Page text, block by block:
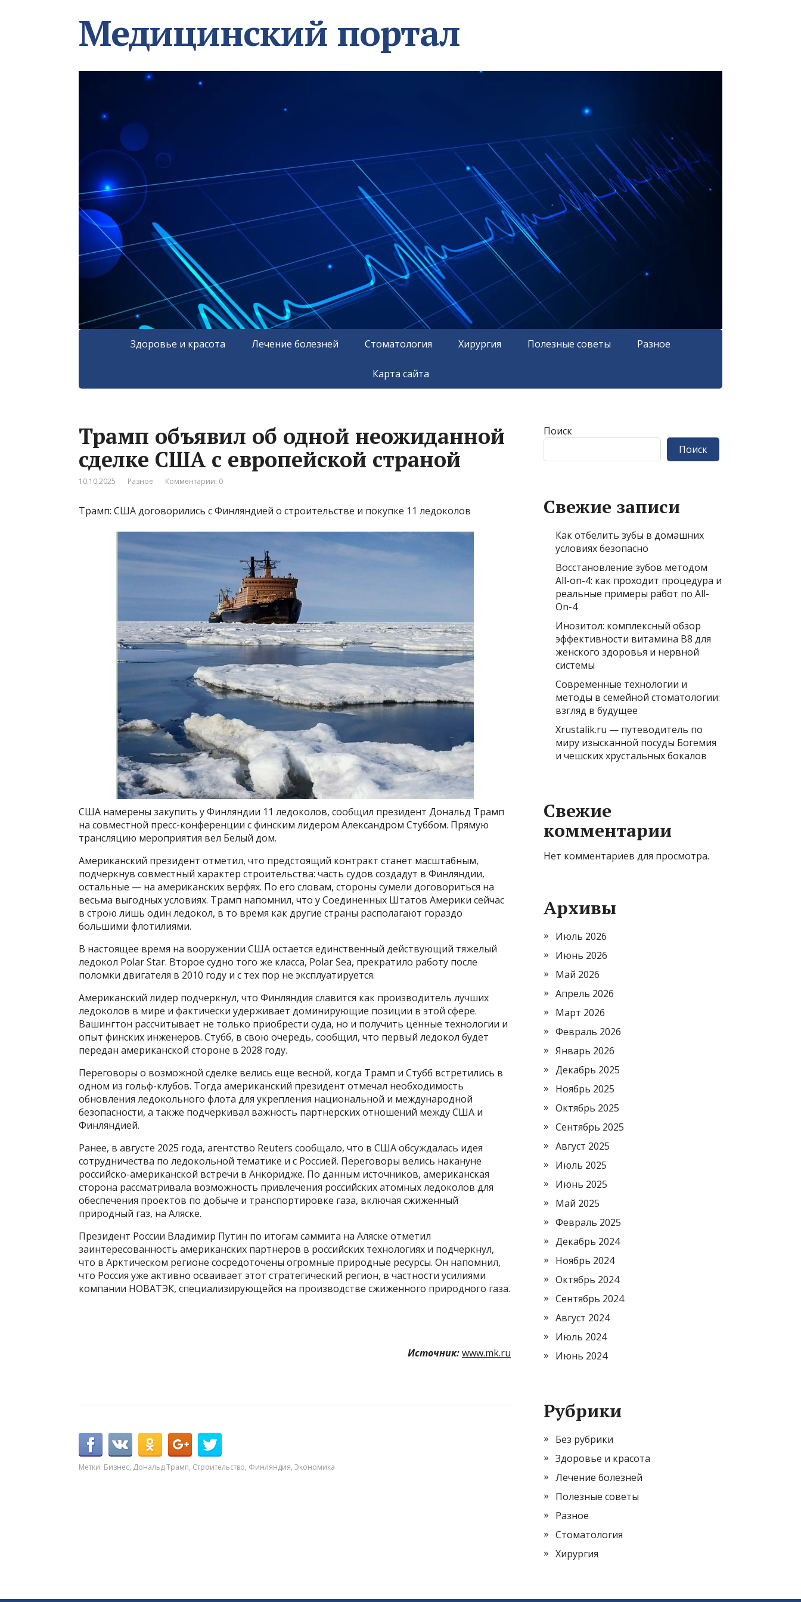
Медицинский портал
Здоровье и красота Лечение болезней Стоматология Хирургия Полезные советы Разное
Карта сайта
Трамп объявил об одной неожиданной
сделке США с европейской страной
10.10.2025 Разное Комментарии: 0
Трамп: США договорились с Финляндией о строительстве и покупке 11 ледоколов
США намерены закупить у Финляндии 11 ледоколов, сообщил президент Дональд Трамп
на совместной пресс-конференции с финским лидером Александром Стуббом. Прямую
трансляцию мероприятия вел Белый дом.
Американский президент отметил, что предстоящий контракт станет масштабным,
подчеркнув совместный характер строительства: часть судов создадут в Финляндии,
остальные — на американских верфях. По его словам, стороны сумели договориться на
весьма выгодных условиях. Трамп напомнил, что у Соединенных Штатов Америки сейчас
в строю лишь один ледокол, в то время как другие страны располагают гораздо
большими флотилиями.
В настоящее время на вооружении США остается единственный действующий тяжелый
ледокол Polar Star. Второе судно того же класса, Polar Sea, прекратило работу после
поломки двигателя в 2010 году и с тех пор не эксплуатируется.
Американский лидер подчеркнул, что Финляндия славится как производитель лучших
ледоколов в мире и фактически удерживает доминирующие позиции в этой сфере.
Вашингтон рассчитывает не только приобрести суда, но и получить ценные технологии и
опыт финских инженеров. Стубб, в свою очередь, сообщил, что первый ледокол будет
передан американской стороне в 2028 году.
Переговоры о возможной сделке велись еще весной, когда Трамп и Стубб встретились в
одном из гольф-клубов. Тогда американский президент отмечал необходимость
обновления ледокольного флота для укрепления национальной и международной
безопасности, а также подчеркивал важность партнерских отношений между США и
Финляндией.
Ранее, в августе 2025 года, агентство Reuters сообщало, что в США обсуждалась идея
сотрудничества по ледокольной тематике и с Россией. Переговоры велись накануне
российско-американской встречи в Анкоридже. По данным источников, американская
сторона рассматривала возможность привлечения российских атомных ледоколов для
обеспечения проектов по добыче и транспортировке газа, включая сжиженный
природный газ, на Аляске.
Президент России Владимир Путин по итогам саммита на Аляске отметил
заинтересованность американских партнеров в российских технологиях и подчеркнул,
что в Арктическом регионе сосредоточены огромные природные ресурсы. Он напомнил,
что Россия уже активно осваивает этот стратегический регион, в частности усилиями
компании НОВАТЭК, специализирующейся на производстве сжиженного природного газа.
Источник:www.mk.ru
Метки: Бизнес, Дональд Трамп, Строительство, Финляндия, Экономика
Поиск
Поиск
Свежие записи
Как отбелить зубы в домашних
условиях безопасно
Восстановление зубов методом
All-on-4: как проходит процедура и
реальные примеры работ по All-
On-4
Инозитол: комплексный обзор
эффективности витамина B8 для
женского здоровья и нервной
системы
Современные технологии и
методы в семейной стоматологии:
взгляд в будущее
Xrustalik.ru — путеводитель по
миру изысканной посуды Богемия
и чешских хрустальных бокалов
Свежие
комментарии
Нет комментариев для просмотра.
Архивы
Июль 2026
Июнь 2026
Май 2026
Апрель 2026
Март 2026
Февраль 2026
Январь 2026
Декабрь 2025
Ноябрь 2025
Октябрь 2025
Сентябрь 2025
Август 2025
Июль 2025
Июнь 2025
Май 2025
Февраль 2025
Декабрь 2024
Ноябрь 2024
Октябрь 2024
Сентябрь 2024
Август 2024
Июль 2024
Июнь 2024
Рубрики
Без рубрики
Здоровье и красота
Лечение болезней
Полезные советы
Разное
Стоматология
Хирургия